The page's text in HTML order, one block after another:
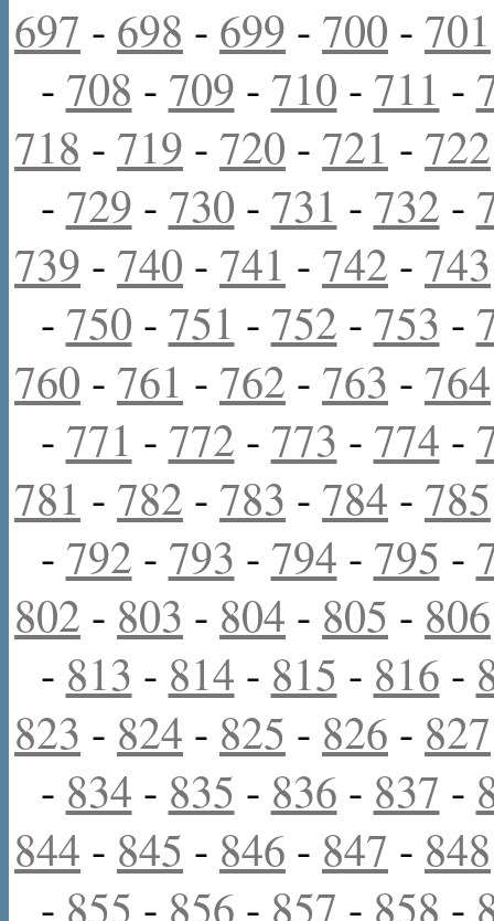
697 - 698 - 699 - 700 - 701
- 708 - 709 - 710 - 711 -
718 - 719 - 720 - 721 - 722
- 729 - 730 - 731 - 732 -
739 - 740 - 741 - 742 - 743
- 750 - 751 - 752 - 753 -
760 - 761 - 762 - 763 - 764
- 771 - 772 - 773 - 774 -
781 - 782 - 783 - 784 - 785
- 792 - 793 - 794 - 795 -
802 - 803 - 804 - 805 - 806
- 813 - 814 - 815 - 816 -
823 - 824 - 825 - 826 - 827
- 834 - 835 - 836 - 837 -
844 - 845 - 846 - 847 - 848
- 855 - 856 - 857 - 858 -